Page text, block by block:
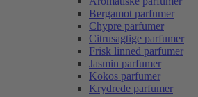
Bergamot parfumer
Chypre parfumer
Citrusagtige parfumer
Frisk linned parfumer
Jasmin parfumer
Kokos parfumer
Krydrede parfumer